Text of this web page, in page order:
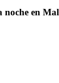
noche en